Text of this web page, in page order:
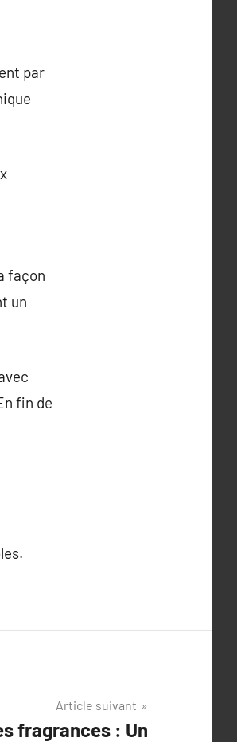
par
façon
un
fin de
Article suivant
fragrances : Un